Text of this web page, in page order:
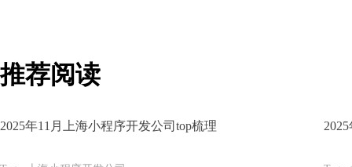
推荐阅读
2025年11月上海小程序开发公司top梳理